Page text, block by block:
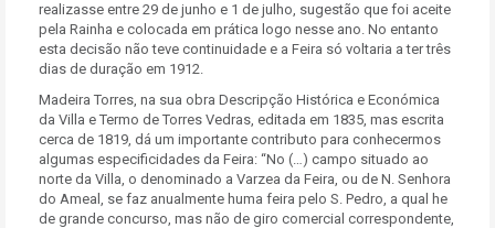
realizasse entre 29 de junho e 1 de julho, sugestão que foi aceite
pela Rainha e colocada em prática logo nesse ano. No entanto
esta decisão não teve continuidade e a Feira só voltaria a ter três
dias de duração em 1912.
Madeira Torres, na sua obra Descripção Histórica e Económica
da Villa e Termo de Torres Vedras, editada em 1835, mas escrita
cerca de 1819, dá um importante contributo para conhecermos
algumas especificidades da Feira: “No (…) campo situado ao
norte da Villa, o denominado a Varzea da Feira, ou de N. Senhora
do Ameal, se faz anualmente huma feira pelo S. Pedro, a qual he
de grande concurso, mas não de giro comercial correspondente,